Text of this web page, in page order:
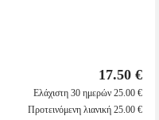
17.50 €
Ελάχιστη 30 ημερών 25.00 €
Προτεινόμενη λιανική 25.00 €